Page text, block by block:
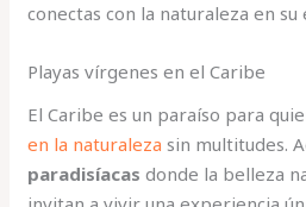
conectas con la naturaleza en su
Playas vírgenes en el Caribe
El Caribe es un paraíso para
en la naturaleza sin multitudes.
paradisíacas donde la belleza